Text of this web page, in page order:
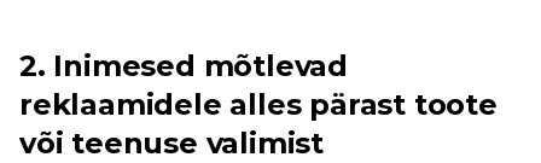
2. Inimesed mõtlevad
reklaamidele alles pärast toote
või teenuse valimist